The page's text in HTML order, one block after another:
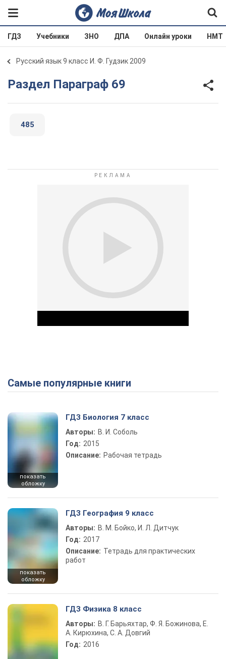
ГДЗ Учебники ЗНО ДПА Онлайн уроки НМТ
Русский язык 9 класс И. Ф. Гудзик 2009
Раздел Параграф 69
485
Play Video
Самые популярные книги
показать
обложку
ГДЗ Биология 7 класс
Авторы: В. И. Соболь
Год: 2015
Описание: Рабочая тетрадь
показать
обложку
ГДЗ География 9 класс
Авторы: В. М. Бойко, И. Л. Дитчук
Год: 2017
Описание: Тетрадь для практических
работ
ГДЗ Физика 8 класс
Авторы: В. Г. Барьяхтар, Ф. Я. Божинова, Е.
А. Кирюхина, С. А. Довгий
Год: 2016